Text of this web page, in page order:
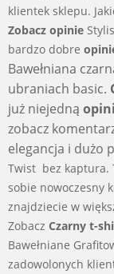
klientek sklepu.
Zobacz opinie
bardzo dobre
Bawełniana
ubraniach basic.
już niejedną
zobacz
elegancja i dużo
Twist bez kaptura.
sobie nowoczesny
znajdziecie w
Zobacz Czarny t-
Bawełniane
zadowolonych